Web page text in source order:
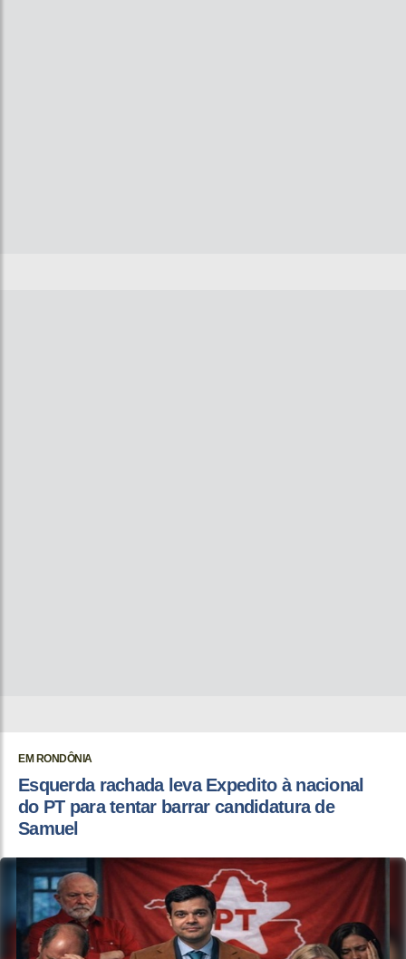
EM RONDÔNIA
Esquerda rachada leva Expedito à nacional
do PT para tentar barrar candidatura de
Samuel